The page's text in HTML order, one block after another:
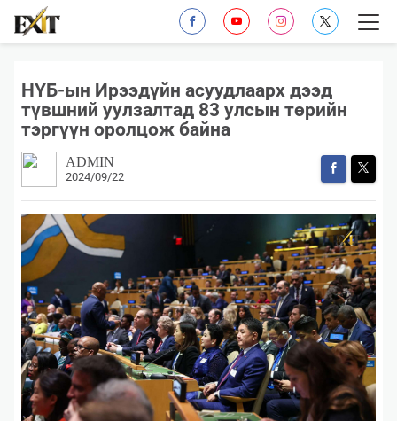
НҮБ-ын Ирээдүйн асуудлаарх дээд
түвшний уулзалтад 83 улсын төрийн
тэргүүн оролцож байна
ADMIN
2024/09/22